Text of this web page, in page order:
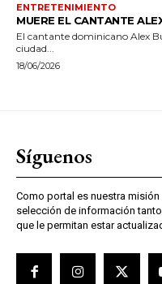
ENTRETENIMIENTO
MUERE EL CANTANTE
El cantante dominicano Alex
ciudad...
18/06/2026
Síguenos
Como portal es nuestra
selección de información
que le permitan estar